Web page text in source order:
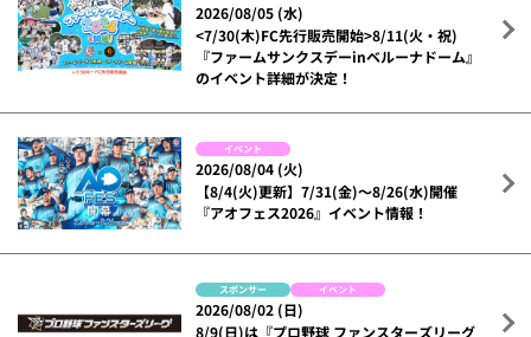
2026/08/05 (水)
<7/30(木)FC先行販売開始>8/11(火・祝)
『ファームサンクスデーinベルーナドーム』
のイベント詳細が決定！
イベント
2026/08/04 (火)
【8/4(火)更新】7/31(金)～8/26(水)開催
『アオフェス2026』イベント情報！
スポンサー イベント
2026/08/02 (日)
8/9(日)は『プロ野球 ファンスターズリーグ